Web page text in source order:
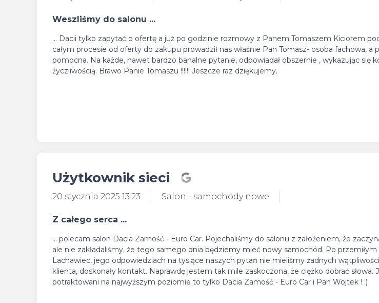
Weszliśmy do salonu ...
... Dacii tylko zapytać o ofertę a już po godzinie rozmowy z Panem Tomaszem Kiciorem
całym procesie od oferty do zakupu prowadził nas właśnie Pan Tomasz- osoba fachowa,
pomocna. Na każde, nawet bardzo banalne pytanie, odpowiadał obszernie , wykazując się
życzliwością. Brawo Panie Tomaszu !!!!!! Jeszcze raz dziękujemy.
Użytkownik sieci
20 stycznia 2025 13:23 Salon - samochody nowe
Z całego serca ...
... polecam salon Dacia Zamość - Euro Car. Pojechaliśmy do salonu z założeniem, że
ale nie zakładaliśmy, że tego samego dnia będziemy mieć nowy samochód. Po
Lachawiec, jego odpowiedziach na tysiące naszych pytań nie mieliśmy żadnych
klienta, doskonały kontakt. Naprawdę jestem tak mile zaskoczona, że ciężko dobrać słowa.
potraktowani na najwyższym poziomie to tylko Dacia Zamość - Euro Car i Pan Wojtek ! :)